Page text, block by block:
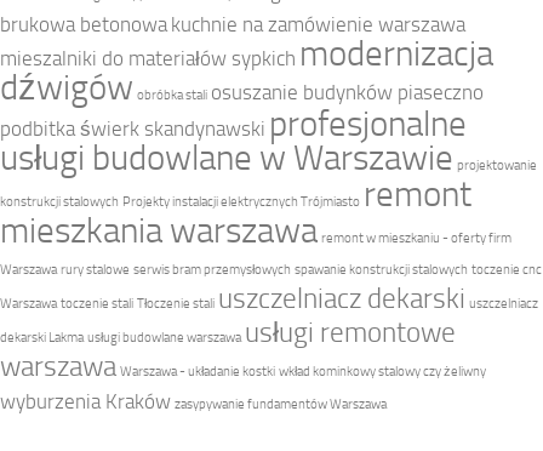
brukowa betonowa kuchnie na zamówienie warszawa
mieszalniki do materiałów sypkich modernizacja
dźwigów obróbka stali osuszanie budynków piaseczno
podbitka świerk skandynawski profesjonalne
usługi budowlane w Warszawie projektowanie
konstrukcji stalowych Projekty instalacji elektrycznych Trójmiasto remont
mieszkania warszawa remont w mieszkaniu - oferty firm
Warszawa rury stalowe serwis bram przemysłowych spawanie konstrukcji stalowych toczenie cnc
Warszawa toczenie stali Tłoczenie stali uszczelniacz dekarski uszczelniacz
dekarski Lakma usługi budowlane warszawa usługi remontowe
warszawa Warszawa - układanie kostki wkład kominkowy stalowy czy żeliwny
wyburzenia Kraków zasypywanie fundamentów Warszawa